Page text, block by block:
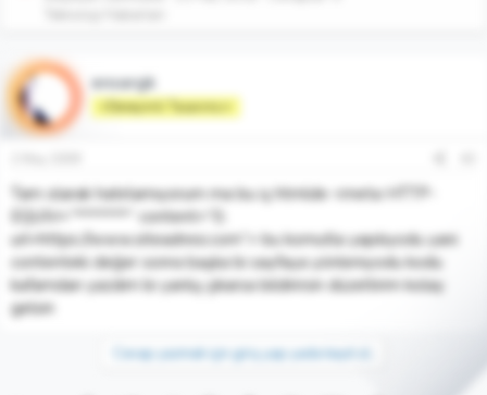
ensargk
⭐Deneyimli Tasarımcı⭐
Tam olarak hatırlamıyorum ma bu iş htmlde <meta HTTP-
EQUIV=”*******” content=”0;
url=https://www.siteadresi.com”> bu komutla yapılıyodu yani
contenteki değer sonra başka bi sayfaya yönleniyodu kodu
kafamdan yazdım bi yanlış çıkarsa bildirirsin düzeltirim kolay
gelsin
Cevap yazmak için giriş yap yada kayıt ol.